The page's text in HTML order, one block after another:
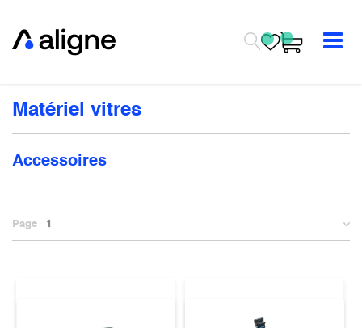
Matériel vitres
Accessoires
Page 1